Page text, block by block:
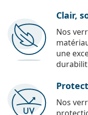
Clair,
Nos
une
Nos